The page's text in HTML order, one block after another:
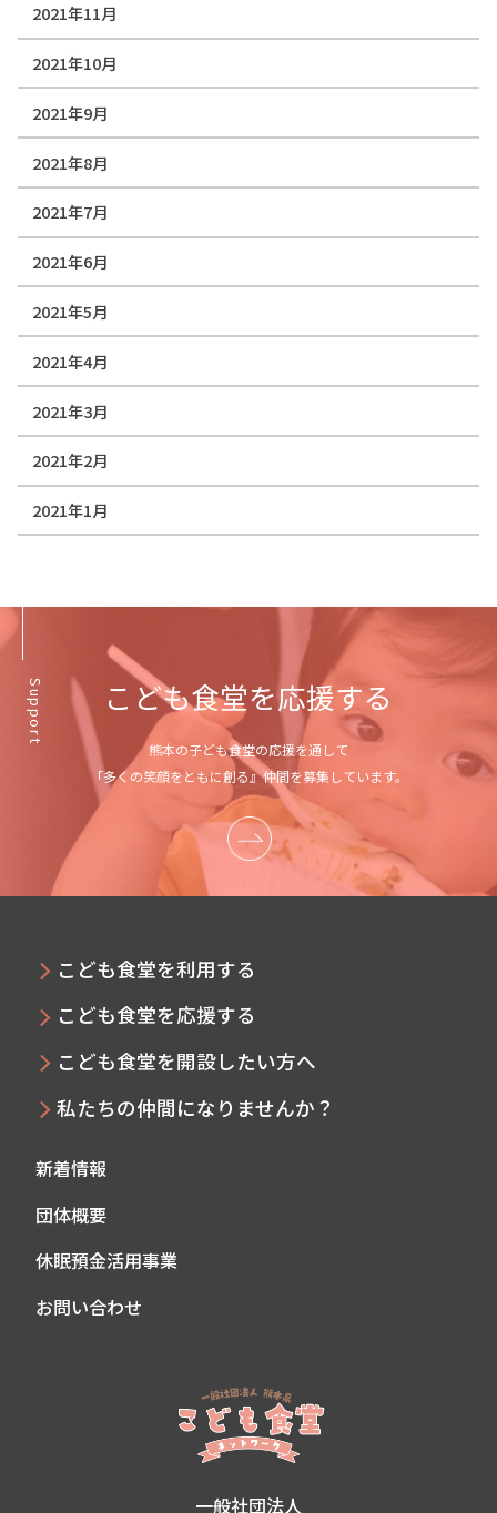
2021年11月
2021年10月
2021年9月
2021年8月
2021年7月
2021年6月
2021年5月
2021年4月
2021年3月
2021年2月
2021年1月
Support こども食堂を応援する
熊本の子ども食堂の応援を通して
「多くの笑顔をともに創る』仲間を募集しています。
こども食堂を利用する
こども食堂を応援する
こども食堂を開設したい方へ
私たちの仲間になりませんか？
新着情報
団体概要
休眠預金活用事業
お問い合わせ
一般社団法人